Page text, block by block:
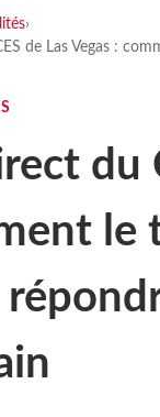
›
de Las Vegas :
du
le